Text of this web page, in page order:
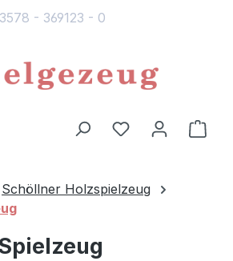
- 369123 - 0
Du hast 0
Schöllner Holzspielzeug